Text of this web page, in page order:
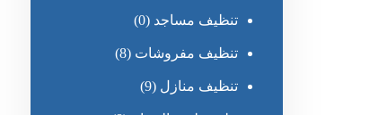
تنظيف مساجد (0)
تنظيف مفروشات (8)
تنظيف منازل (9)